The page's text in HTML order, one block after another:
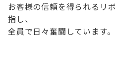
お客様の信頼を得られるリ
指し、
全員で日々奮闘しています。